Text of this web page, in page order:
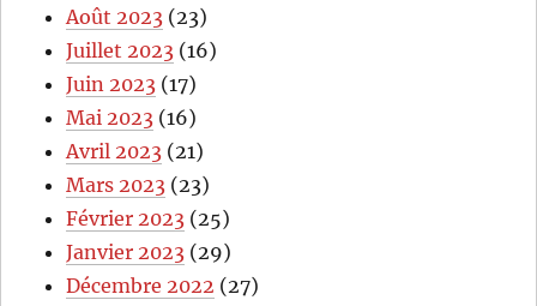
Août 2023 (23)
Juillet 2023 (16)
Juin 2023 (17)
Mai 2023 (16)
Avril 2023 (21)
Mars 2023 (23)
Février 2023 (25)
Janvier 2023 (29)
Décembre 2022 (27)